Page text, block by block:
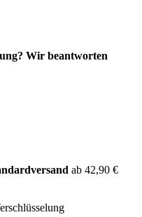
Wir beantworten
ab 42,90 €